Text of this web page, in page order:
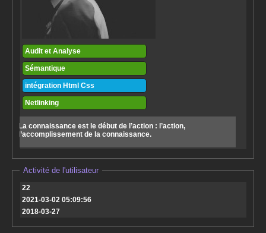
Audit et Analyse
Sémantique
intégration Html Css
Netlinking
La connaissance est le début de l’action : l’action,
l’accomplissement de la connaissance.
Activité de l'utilisateur
22
2021-03-02 05:09:56
2018-03-27